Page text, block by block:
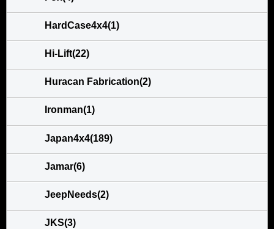
HardCase4x4(1)
Hi-Lift(22)
Huracan Fabrication(2)
Ironman(1)
Japan4x4(189)
Jamar(6)
JeepNeeds(2)
JKS(3)